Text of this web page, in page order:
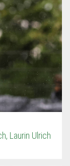
Laurin Ulrich